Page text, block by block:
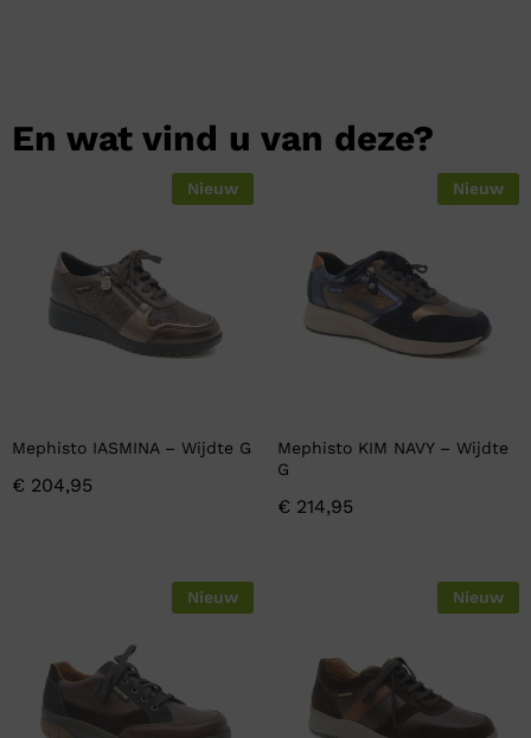
En wat vind u van deze?
Nieuw
Mephisto IASMINA – Wijdte G
€ 204,95
Nieuw
Mephisto KIM NAVY – Wijdte
G
€ 214,95
Nieuw Nieuw